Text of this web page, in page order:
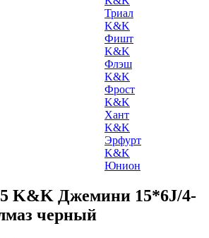
Триал
K&K
Фишт
K&K
Флэш
K&K
Фрост
K&K
Хант
K&K
Эрфурт
K&K
Юнион
K&K Джемини 15*6J/4-
черный